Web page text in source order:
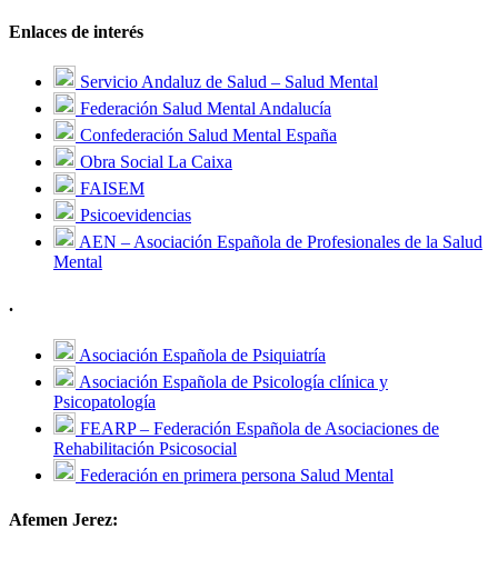
Enlaces de interés
Servicio Andaluz de Salud – Salud Mental
Federación Salud Mental Andalucía
Confederación Salud Mental España
Obra Social La Caixa
FAISEM
Psicoevidencias
AEN – Asociación Española de Profesionales de la Salud
Mental
.
Asociación Española de Psiquiatría
Asociación Española de Psicología clínica y
Psicopatología
FEARP – Federación Española de Asociaciones de
Rehabilitación Psicosocial
Federación en primera persona Salud Mental
Afemen Jerez: